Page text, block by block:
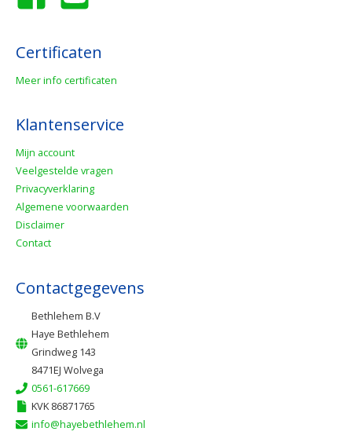
Certificaten
Meer info certificaten
Klantenservice
Mijn account
Veelgestelde vragen
Privacyverklaring
Algemene voorwaarden
Disclaimer
Contact
Contactgegevens
Bethlehem B.V
Haye Bethlehem
Grindweg 143
8471EJ Wolvega
0561-617669
KVK 86871765
info@hayebethlehem.nl